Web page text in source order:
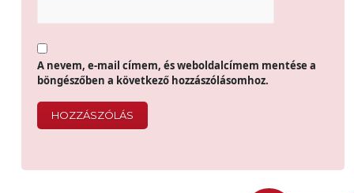
A nevem, e-mail címem, és weboldalcímem mentése a
böngészőben a következő hozzászólásomhoz.